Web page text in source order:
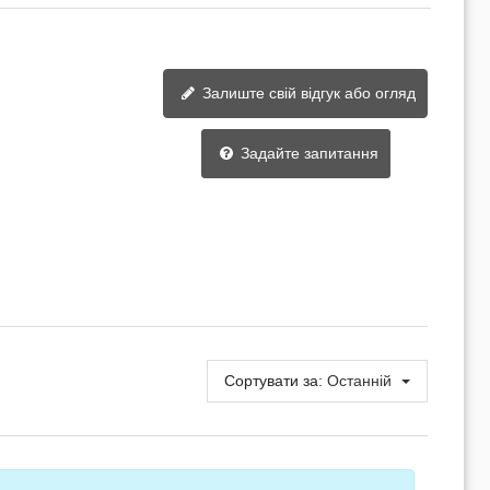
Залиште свій відгук або огляд
Задайте запитання
Сортувати за: Останній